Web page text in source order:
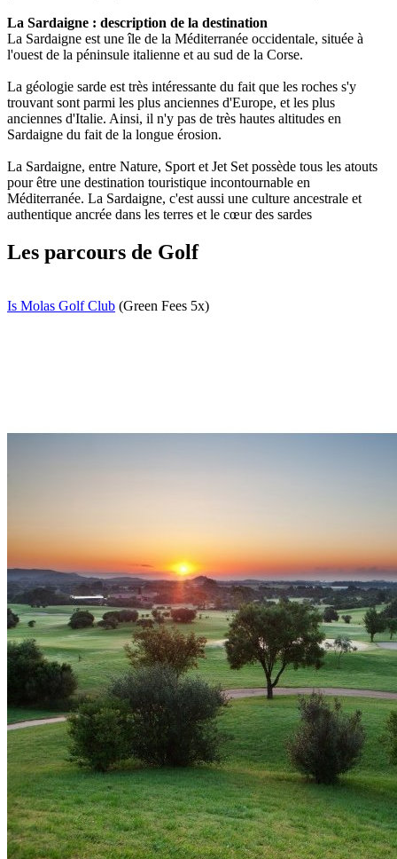
La Sardaigne : description de la destination
La Sardaigne est une île de la Méditerranée occidentale, située à
l'ouest de la péninsule italienne et au sud de la Corse.
La géologie sarde est très intéressante du fait que les roches s'y
trouvant sont parmi les plus anciennes d'Europe, et les plus
anciennes d'Italie. Ainsi, il n'y pas de très hautes altitudes en
Sardaigne du fait de la longue érosion.
La Sardaigne, entre Nature, Sport et Jet Set possède tous les atouts
pour être une destination touristique incontournable en
Méditerranée. La Sardaigne, c'est aussi une culture ancestrale et
authentique ancrée dans les terres et le cœur des sardes
Les parcours de Golf
Is Molas Golf Club (Green Fees 5x)